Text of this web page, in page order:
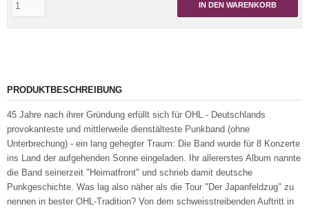
IN DEN WARENKORB
PRODUKTBESCHREIBUNG
45 Jahre nach ihrer Gründung erfüllt sich für OHL - Deutschlands
provokanteste und mittlerweile dienstälteste Punkband (ohne
Unterbrechung) - ein lang gehegter Traum: Die Band wurde für 8 Konzerte
ins Land der aufgehenden Sonne eingeladen. Ihr allererstes Album nannte
die Band seinerzeit "Heimatfront" und schrieb damit deutsche
Punkgeschichte. Was lag also näher als die Tour "Der Japanfeldzug" zu
nennen in bester OHL-Tradition? Von dem schweisstreibenden Auftritt in